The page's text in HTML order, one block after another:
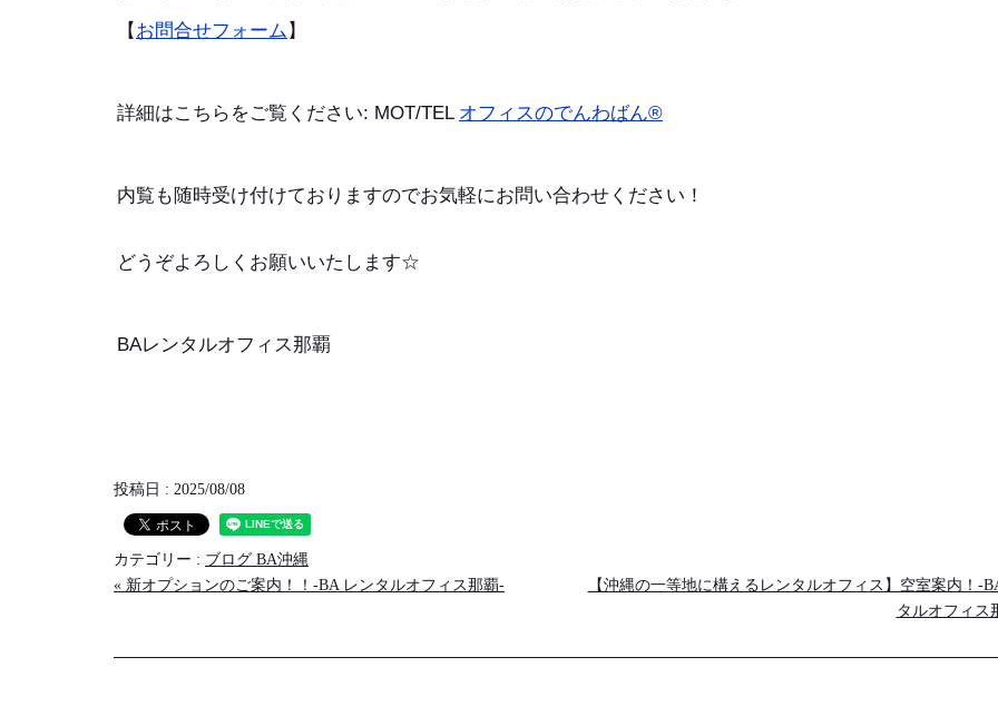
【 お問合せフォーム 】
詳細はこちらをご覧ください: MOT/TEL オフィスのでんわばん®
内覧も随時受け付けておりますのでお気軽にお問い合わせください！
どうぞよろしくお願いいたします☆
BAレンタルオフィス那覇
投稿日 : 2025/08/08
カテゴリー : ブログ BA沖縄
« 新オプションのご案内！！-BA レンタルオフィス那覇-
【沖縄の一等地に構えるレンタルオフィス】空室案内！-
タルオフィス